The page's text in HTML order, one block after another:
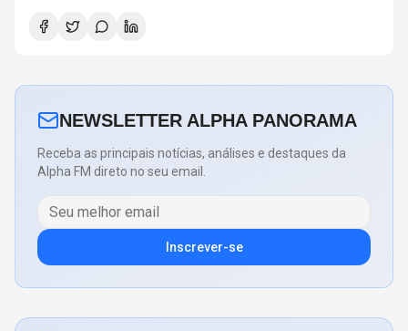
NEWSLETTER ALPHA PANORAMA
Receba as principais notícias, análises e destaques da
Alpha FM direto no seu email.
Inscrever-se